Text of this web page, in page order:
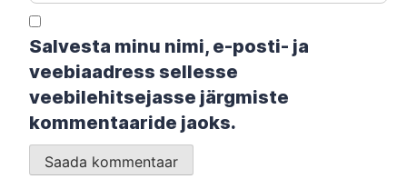
Salvesta minu nimi, e-posti- ja
veebiaadress sellesse
veebilehitsejasse järgmiste
kommentaaride jaoks.